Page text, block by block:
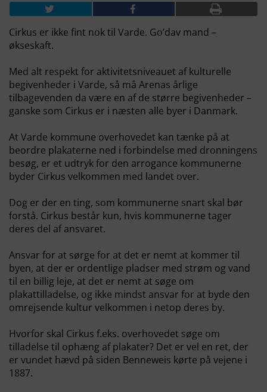
Cirkus er ikke fint nok til Varde. Go’dav mand –
økseskaft.
Med alt respekt for aktivitetsniveauet af kulturelle
begivenheder i Varde, så må Arenas årlige
tilbagevenden da være en af de større begivenheder –
ganske som Cirkus er i næsten alle byer i Danmark.
At Varde kommune overhovedet kan tænke på at
beordre plakaterne ned i forbindelse med dronningens
besøg, er et udtryk for den arrogance kommunerne
byder Cirkus velkommen med landet over.
Dog er der en ting, som kommunerne snart skal bør
forstå. Cirkus består kun, hvis kommunerne tager
deres del af ansvaret.
Ansvar for at sørge for at det er nemt at kommer til
byen, at der er ordentlige pladser med strøm og vand
til en billig leje, at det er nemt at søge om
plakattilladelse, og ikke mindst ansvar for at byde den
omrejsende kultur velkommen i netop deres by.
Hvorfor skal Cirkus f.eks. overhovedet søge om
tilladelse til ophæng af plakater? Det er vel en ret, der
er vundet hævd på siden Benneweis kørte på vejene i
1887.